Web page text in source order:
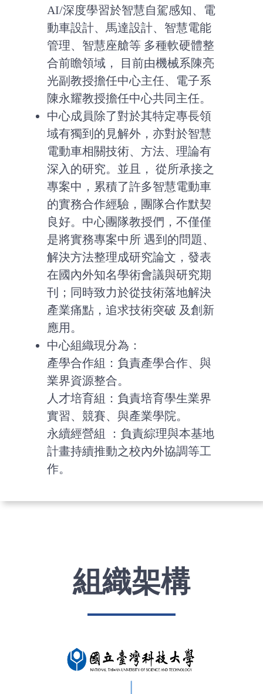
AI/深度學習於智慧自駕感知、電
動車設計、馬達設計、智慧電能
管理、智慧座艙等 多種軟硬體整
合前瞻領域， 目前由機械系陳亮
光副教授擔任中心主任、電子系
陳永耀教授擔任中心共同主任。
中心成員除了對於其特定專長領
域有獨到的見解外，亦對於智慧
電動車相關技術、方法、理論有
深入的研究。並且， 從所承接之
專案中，累積了許多智慧電動車
的實務合作經驗，團隊合作默契
良好。中心團隊教授們，不僅僅
是將實務專案中所 遇到的問題、
解決方法整理成研究論文，發表
在國內外知名學術會議與研究期
刊；同時致力於從技術落地解決
產業痛點，追求技術突破 及創新
應用。
中心組織現分為：
產學合作組：負責產學合作、與
業界資源整合。
人才培育組：負責培育學生業界
實習、競賽、與產業學院。
永續經營組 ：負責綜理與本基地
計畫持續推動之校內外協調等工
作。
組織架構